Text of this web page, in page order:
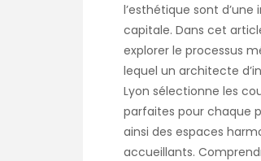
l’esthétique sont
capitale. Dans cet
explorer le processus
lequel un architecte
Lyon sélectionne les
parfaites pour chaque
ainsi des espaces
accueillants.